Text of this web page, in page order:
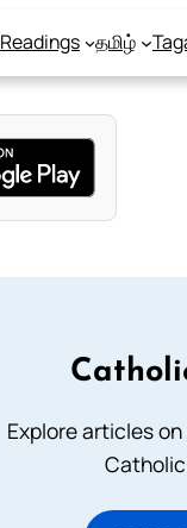
Readings தமிழ்
Explore articles